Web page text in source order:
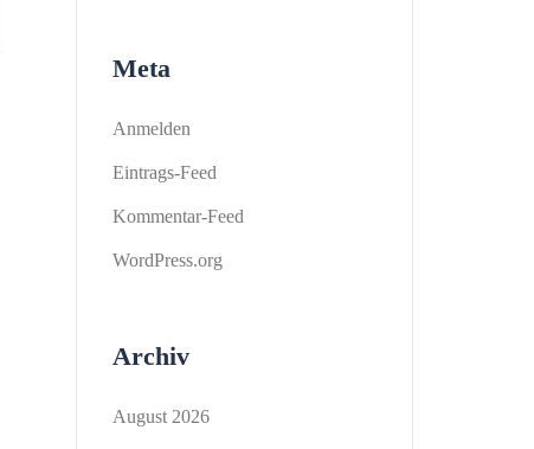
Meta
Anmelden
Eintrags-Feed
Kommentar-Feed
WordPress.org
Archiv
August 2026